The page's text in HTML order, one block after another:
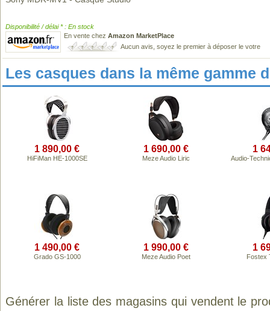
Disponibilité / délai * : En stock
En vente chez Amazon MarketPlace
Aucun avis, soyez le premier à déposer le votre
Les casques dans la même gamme
1 890,00 €
HiFiMan HE-1000SE
1 690,00 €
Meze Audio Liric
1
Audio-
1 490,00 €
Grado GS-1000
1 990,00 €
Meze Audio Poet
1
Fostex
Générer la liste des magasins qui vendent le